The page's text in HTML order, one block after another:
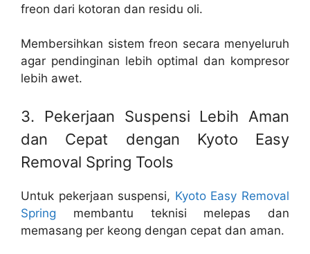
freon dari kotoran dan residu oli.
Membersihkan sistem freon secara menyeluruh
agar pendinginan lebih optimal dan kompresor
lebih awet.
3. Pekerjaan Suspensi Lebih Aman
dan Cepat dengan Kyoto Easy
Removal Spring Tools
Untuk pekerjaan suspensi, Kyoto Easy Removal
Spring membantu teknisi melepas dan
memasang per keong dengan cepat dan aman.